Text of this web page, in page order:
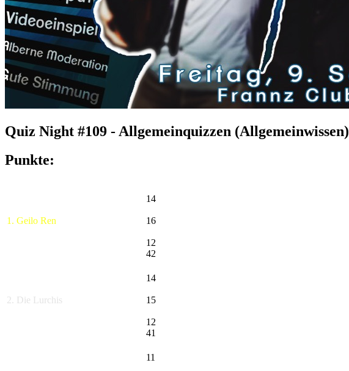
Quiz Night #109 - Allgemeinquizzen (Allgemeinwissen)
Punkte:
1. Geilo Ren
14
16
12
42
2. Die Lurchis
14
15
12
41
11